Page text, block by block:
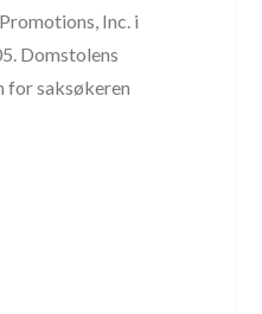
Inc. i
Domstolens
for saksøkeren